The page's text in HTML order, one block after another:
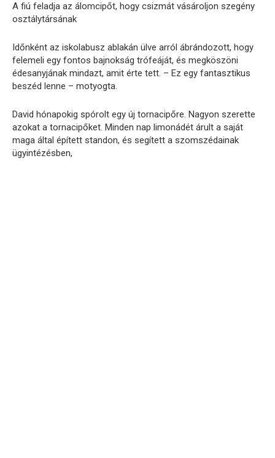
A fiú feladja az álomcipőt, hogy csizmát vásároljon szegény
osztálytársának
Időnként az iskolabusz ablakán ülve arról ábrándozott, hogy
felemeli egy fontos bajnokság trófeáját, és megköszöni
édesanyjának mindazt, amit érte tett. – Ez egy fantasztikus
beszéd lenne – motyogta.
David hónapokig spórolt egy új tornacipőre. Nagyon szerette
azokat a tornacipőket. Minden nap limonádét árult a saját
maga által épített standon, és segített a szomszédainak
ügyintézésben,